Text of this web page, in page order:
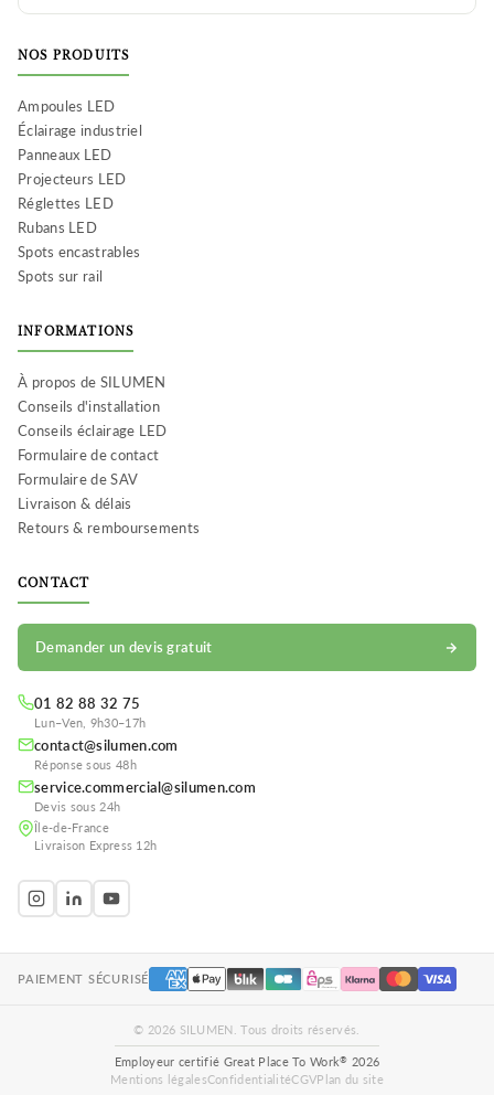
NOS PRODUITS
Ampoules LED
Éclairage industriel
Panneaux LED
Projecteurs LED
Réglettes LED
Rubans LED
Spots encastrables
Spots sur rail
INFORMATIONS
À propos de SILUMEN
Conseils d'installation
Conseils éclairage LED
Formulaire de contact
Formulaire de SAV
Livraison & délais
Retours & remboursements
CONTACT
Demander un devis gratuit
01 82 88 32 75
Lun–Ven, 9h30–17h
contact@silumen.com
Réponse sous 48h
service.commercial@silumen.com
Devis sous 24h
Île-de-France
Livraison Express 12h
PAIEMENT SÉCURISÉ
© 2026 SILUMEN. Tous droits réservés.
Employeur certifié Great Place To Work® 2026
Mentions légalesConfidentialitéCGVPlan du site